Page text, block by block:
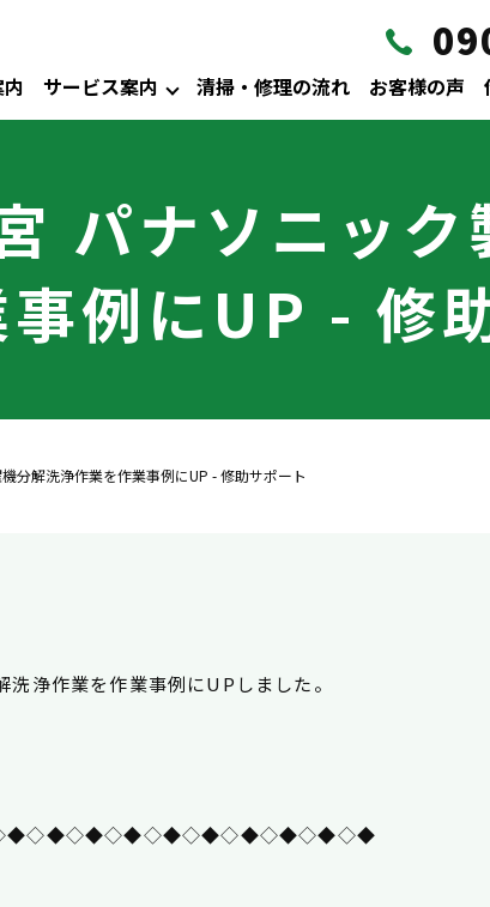
サービス案内 清掃・修理の流れ お客様の声
パナソニッ
例にUP - 修
分解洗浄作業を作業事例にUP - 修助サポート
浄作業を作業事例にUPしました。